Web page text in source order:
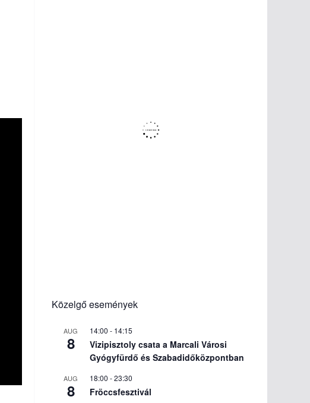
Közelgő események
AUG
8
14:00 - 14:15
Vizipisztoly csata a Marcali Városi
Gyógyfürdő és Szabadidőközpontban
AUG
8
18:00 -23:30
Fröccsfesztivál